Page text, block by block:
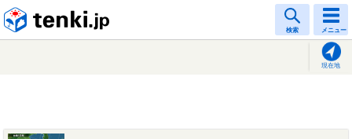
検索 メニュー
現在地